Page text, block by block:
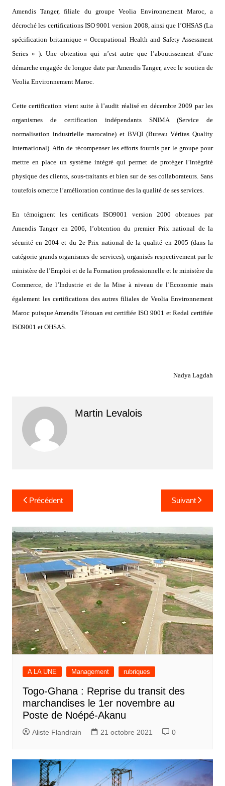
Amendis Tanger, filiale du groupe Veolia Environnement Maroc, a
décroché les certifications ISO 9001 version 2008, ainsi que l’OHSAS (La
spécification britannique « Occupational Health and Safety Assessment
Series » ). Une obtention qui n’est autre que l’aboutissement d’une
démarche engagée de longue date par Amendis Tanger, avec le soutien de
Veolia Environnement Maroc.
Cette certification vient suite à l’audit réalisé en décembre 2009 par les
organismes de certification indépendants SNIMA (Service de
normalisation industrielle marocaine) et BVQI (Bureau Véritas Quality
International). Afin de récompenser les efforts fournis par le groupe pour
mettre en place un système intégré qui permet de protéger l’intégrité
physique des clients, sous-traitants et bien sur de ses collaborateurs. Sans
toutefois omettre l’amélioration continue des la qualité de ses services.
En témoignent les certificats ISO9001 version 2000 obtenues par
Amendis Tanger en 2006, l’obtention du premier Prix national de la
sécurité en 2004 et du 2e Prix national de la qualité en 2005 (dans la
catégorie grands organismes de services), organisés respectivement par le
ministère de l’Emploi et de la Formation professionnelle et le ministère du
Commerce, de l’Industrie et de la Mise à niveau de l’Economie mais
également les certifications des autres filiales de Veolia Environnement
Maroc puisque Amendis Tétouan est certifiée ISO 9001 et Redal certifiée
ISO9001 et OHSAS.
Nadya Lagdah
Martin Levalois
Navigation
de
l’article
Précédent Suivant
A LA UNE Management rubriques
Togo-Ghana : Reprise du transit des
marchandises le 1er novembre au
Poste de Noépé-Akanu
Aliste Flandrain 21 octobre 2021 0